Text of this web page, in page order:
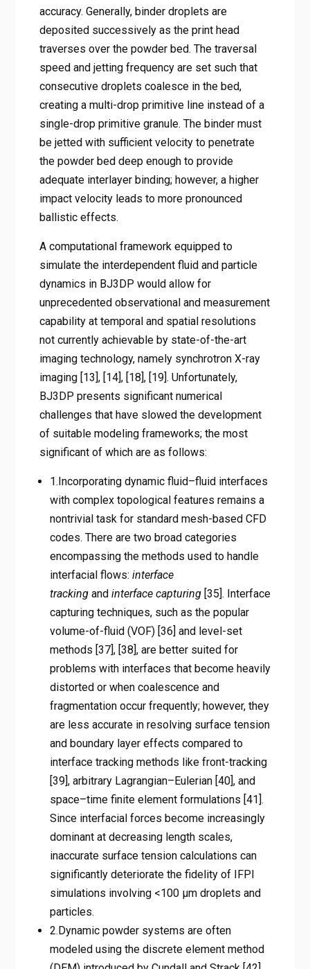
accuracy. Generally, binder droplets are
deposited successively as the print head
traverses over the powder bed. The traversal
speed and jetting frequency are set such that
consecutive droplets coalesce in the bed,
creating a multi-drop primitive line instead of a
single-drop primitive granule. The binder must
be jetted with sufficient velocity to penetrate
the powder bed deep enough to provide
adequate interlayer binding; however, a higher
impact velocity leads to more pronounced
ballistic effects.
A computational framework equipped to
simulate the interdependent fluid and particle
dynamics in BJ3DP would allow for
unprecedented observational and measurement
capability at temporal and spatial resolutions
not currently achievable by state-of-the-art
imaging technology, namely synchrotron X-ray
imaging [13], [14], [18], [19]. Unfortunately,
BJ3DP presents significant numerical
challenges that have slowed the development
of suitable modeling frameworks; the most
significant of which are as follows:
1.Incorporating dynamic fluid–fluid interfaces
with complex topological features remains a
nontrivial task for standard mesh-based CFD
codes. There are two broad categories
encompassing the methods used to handle
interfacial flows: interface
trackingand interface capturing[35]. Interface
capturing techniques, such as the popular
volume-of-fluid (VOF) [36] and level-set
methods [37], [38], are better suited for
problems with interfaces that become heavily
distorted or when coalescence and
fragmentation occur frequently; however, they
are less accurate in resolving surface tension
and boundary layer effects compared to
interface tracking methods like front-tracking
[39], arbitrary Lagrangian–Eulerian [40], and
space–time finite element formulations [41].
Since interfacial forces become increasingly
dominant at decreasing length scales,
inaccurate surface tension calculations can
significantly deteriorate the fidelity of IFPI
simulations involving <100 μm droplets and
particles.
2.Dynamic powder systems are often
modeled using the discrete element method